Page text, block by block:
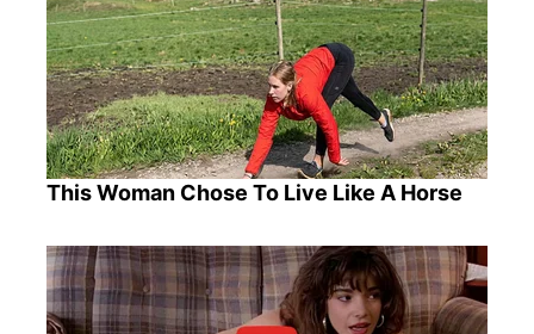
This Woman Chose To Live Like A Horse